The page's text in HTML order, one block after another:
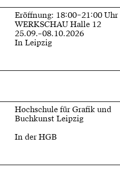
Eröffnung: 18:00–21:00 Uhr
WERKSCHAU Halle 12
25.09.–08.10.2026
In Leipzig
Hochschule für Grafik und
Buchkunst Leipzig
In der HGB